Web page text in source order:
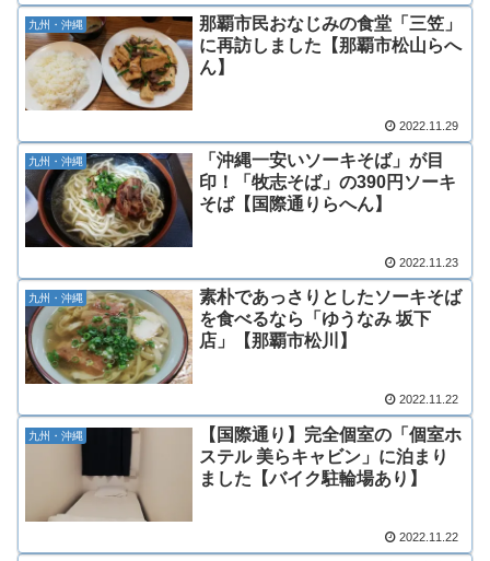
九州・沖縄
那覇市民おなじみの食堂「三笠」
に再訪しました【那覇市松山らへ
ん】
2022.11.29
九州・沖縄
「沖縄一安いソーキそば」が目
印！「牧志そば」の390円ソーキ
そば【国際通りらへん】
2022.11.23
九州・沖縄
素朴であっさりとしたソーキそば
を食べるなら「ゆうなみ 坂下
店」【那覇市松川】
2022.11.22
九州・沖縄
【国際通り】完全個室の「個室ホ
ステル 美らキャビン」に泊まり
ました【バイク駐輪場あり】
2022.11.22